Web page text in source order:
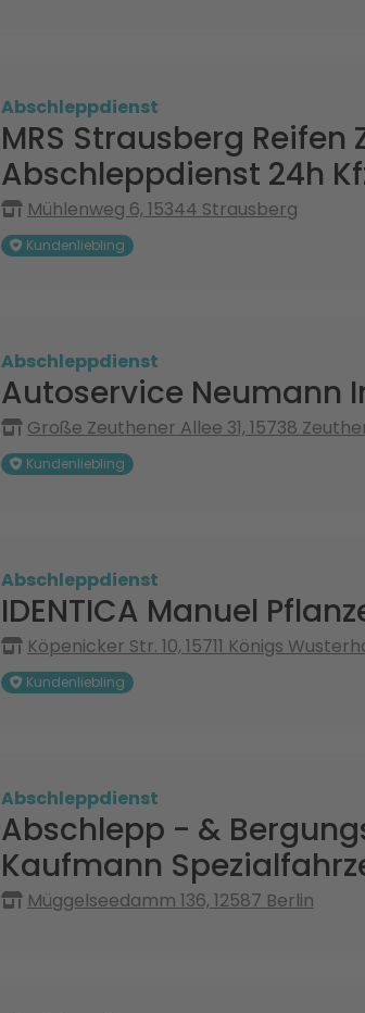
Abschleppdienst
MRS Strausberg
Abschleppdienst 24h
Mühlenweg 6, 15344 Strausberg
Kundenliebling
Abschleppdienst
Autoservice Neumann
Große Zeuthener Allee 31, 15738
Kundenliebling
Abschleppdienst
IDENTICA Manuel
Köpenicker Str. 10, 15711 Königs
Kundenliebling
Abschleppdienst
Abschlepp - &
Kaufmann
Müggelseedamm 136, 12587 Berlin